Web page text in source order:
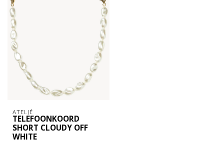
ATELJÉ
TELEFOONKOORD
SHORT CLOUDY OFF
WHITE